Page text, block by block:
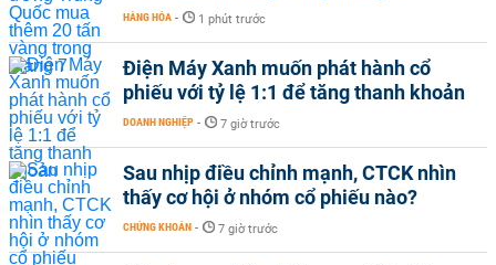
HÀNG HÓA - 1 phút trước
Điện Máy Xanh muốn phát hành cổ
phiếu với tỷ lệ 1:1 để tăng thanh khoản
DOANH NGHIỆP - 7 giờ trước
Sau nhịp điều chỉnh mạnh, CTCK nhìn
thấy cơ hội ở nhóm cổ phiếu nào?
CHỨNG KHOÁN - 7 giờ trước